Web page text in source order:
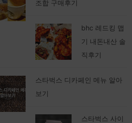
조합 구매후기
bhc 레드킹 맵
기 내돈내산 솔
직후기
스타벅스 디카페인 메뉴 알아
보기
스타벅스 사이